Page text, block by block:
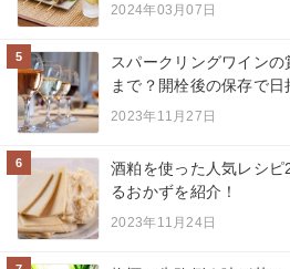
2024年03月07日
5
スパークリングワイン
まで？開栓後の保存で日
2023年11月27日
6
酒粕を使った人気レシ
るおかずを紹介！
2023年11月24日